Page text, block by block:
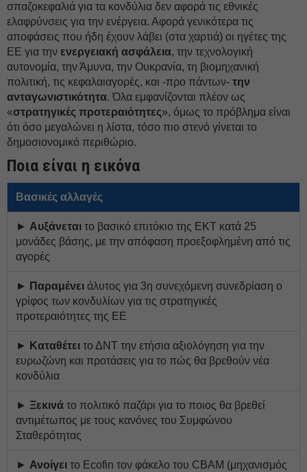
σπαζοκεφαλιά για τα κονδύλια δεν αφορά τις εθνικές
ελαφρύνσεις για την ενέργεια. Αφορά γενικότερα τις
αποφάσεις που ήδη έχουν λάβει (στα χαρτιά) οι ηγέτες της
ΕΕ για την ενεργειακή ασφάλεια, την τεχνολογική
αυτονομία, την Άμυνα, την Ουκρανία, τη βιομηχανική
πολιτική, τις κεφαλαιαγορές, και -προ πάντων- την
ανταγωνιστικότητα. Όλα εμφανίζονται πλέον ως
«στρατηγικές προτεραιότητες», όμως το πρόβλημα είναι
ότι όσο μεγαλώνει η λίστα, τόσο πιο στενό γίνεται το
δημοσιονομικό περιθώριο.
Ποια είναι η εικόνα
Βασικές αλλαγές
► Αυξάνεται το βασικό επιτόκιο της ΕΚΤ κατά 25
μονάδες βάσης, με την απόφαση προεξοφλημένη από τις
αγορές
► Παραμένει άλυτος για 3η συνεχόμενη συνεδρίαση ο
γρίφος των κονδυλίων για τις στρατηγικές
προτεραιότητες της ΕΕ
► Καταθέτει το ΔΝΤ την ετήσια αξιολόγηση για την
ευρωζώνη και προτάσεις για το πώς θα βρεθούν νέα
κονδύλια
► Ξεκινά το πολιτικό παζάρι για το ποιος θα βρεθεί
αντιμέτωπος με τους κανόνες του Συμφώνου
Σταθερότητας
► Ανοίγει το Ecofin τον φάκελο του CBAM (μηχανισμός